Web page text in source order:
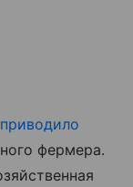
приводило
фермера.